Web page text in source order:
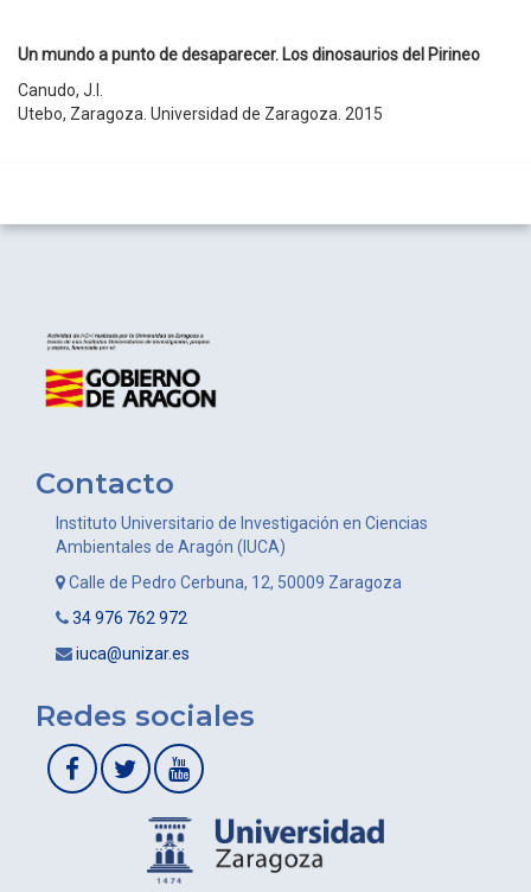
Un mundo a punto de desaparecer. Los dinosaurios del Pirineo
Canudo, J.I.
Utebo, Zaragoza. Universidad de Zaragoza. 2015
Contacto
Instituto Universitario de Investigación en Ciencias
Ambientales de Aragón (IUCA)
Calle de Pedro Cerbuna, 12, 50009 Zaragoza
34 976 762 972
iuca@unizar.es
Redes sociales